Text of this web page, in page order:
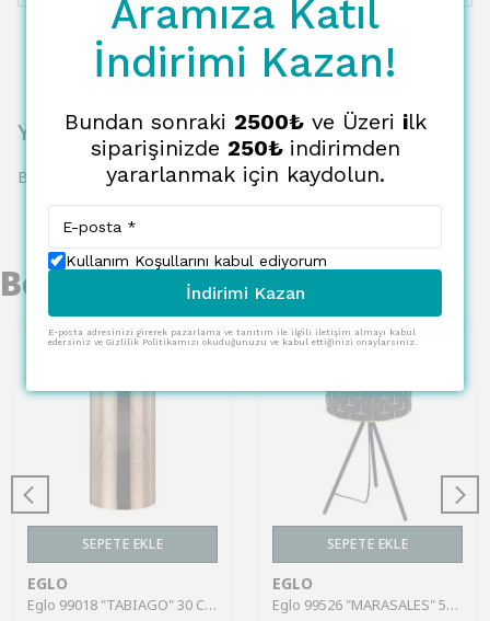
Yorumlar
Bu ürün için henüz yorum yapılmamış.
Benzer Ürünler
SEPETE EKLE
EGLO
Eglo 99018 "TABIAGO" 30 Cm Yüksekliğinde Çelik Masa Lambası
SEPETE EKLE
EGLO
Eglo 99526 "MARASALES" 57 Cm Yüksekliğinde Çelik Masa Lambası
Aramıza Katıl
İndirimi Kazan!
Bundan sonraki 2500₺ve Üzeri ilk
siparişinizde 250₺ indirimden
yararlanmak için kaydolun.
Kullanım Koşullarını kabul ediyorum
İndirimi Kazan
E-posta adresinizi girerek pazarlama ve tanıtım ile ilgili iletişim almayı kabul
edersiniz ve Gizlilik Politikamızı okuduğunuzu ve kabul ettiğinizi onaylarsınız.